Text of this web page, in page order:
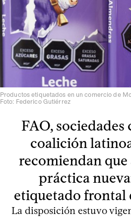
Productos etiquetados en un comercio de
Foto: Federico Gutiérrez
FAO,
coalición
recomiendan que
práctica
etiquetado frontal
La disposición estuvo